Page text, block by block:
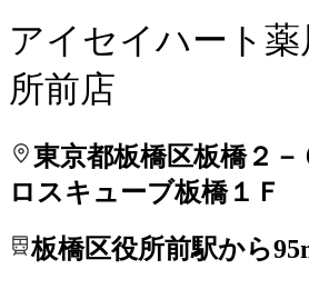
アイセイハート
所前店
東京都板橋区板橋２－
ロスキューブ板橋１Ｆ
板橋区役所前駅から